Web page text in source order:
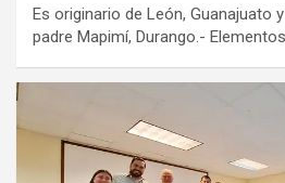
Es originario de León, Guanajuato
padre Mapimí, Durango.-